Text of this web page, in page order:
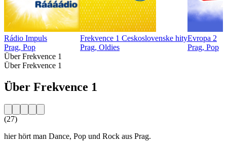
Rádio Impuls
Prag, Pop
Frekvence 1 Ceskoslovenske hity
Prag, Oldies
Evropa 2
Prag, Pop
Über Frekvence 1
Über Frekvence 1
Über Frekvence 1
(27)
hier hört man Dance, Pop und Rock aus Prag.